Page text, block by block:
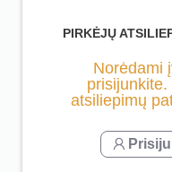
PIRKĖJŲ
Norėdami
prisijunkite.
atsiliepimų